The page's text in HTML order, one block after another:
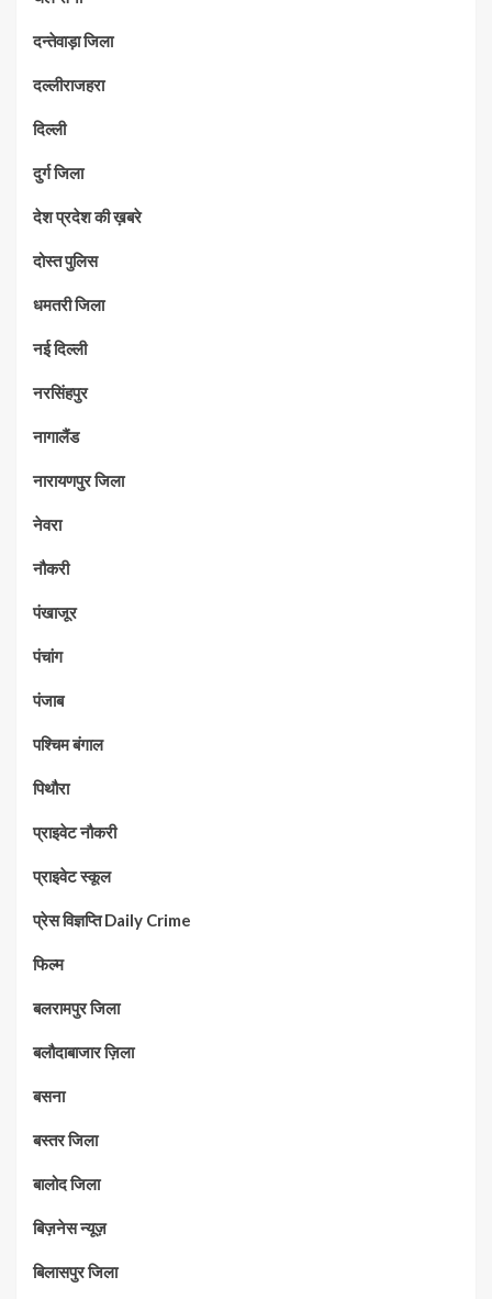
दन्तेवाड़ा जिला
दल्लीराजहरा
दिल्ली
दुर्ग जिला
देश प्रदेश की ख़बरे
दोस्त पुलिस
धमतरी जिला
नई दिल्ली
नरसिंहपुर
नागालैंड
नारायणपुर जिला
नेवरा
नौकरी
पंखाजूर
पंचांग
पंजाब
पश्चिम बंगाल
पिथौरा
प्राइवेट नौकरी
प्राइवेट स्कूल
प्रेस विज्ञप्ति Daily Crime
फिल्म
बलरामपुर जिला
बलौदाबाजार ज़िला
बसना
बस्तर जिला
बालोद जिला
बिज़नेस न्यूज़
बिलासपुर जिला